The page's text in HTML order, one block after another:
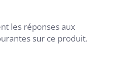
les réponses aux
sur ce produit.